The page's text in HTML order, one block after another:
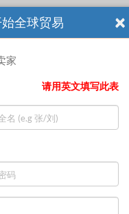
Search
Live Chat
×
全球贸易
家
请用英文填写此表